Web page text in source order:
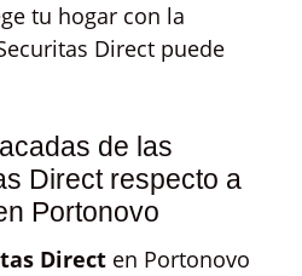
tu hogar con la
Direct puede
de las
Direct respecto a
Portonovo
Direct en Portonovo